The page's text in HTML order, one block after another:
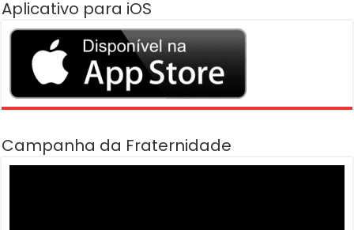
Aplicativo para iOS
Campanha da Fraternidade